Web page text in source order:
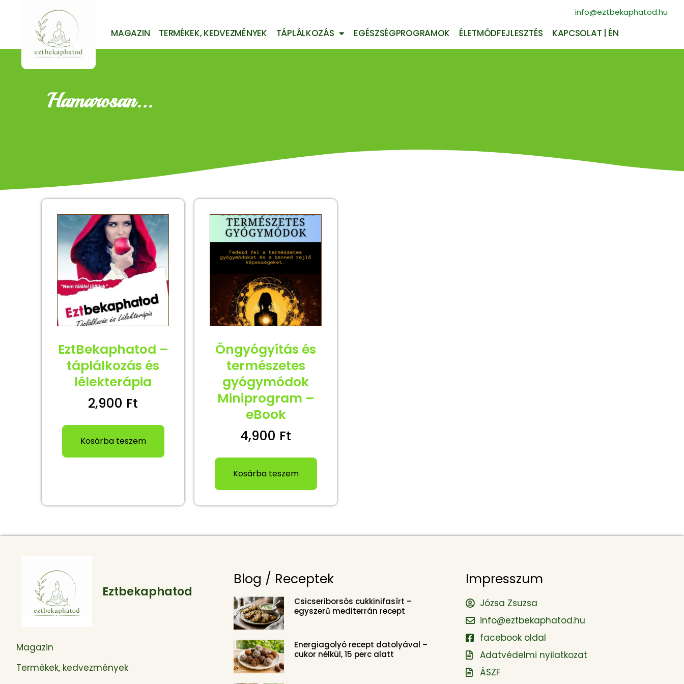
info@eztbekaphatod.hu
MAGAZIN TERMÉKEK, KEDVEZMÉNYEK TÁPLÁLKOZÁS EGÉSZSÉGPROGRAMOK ÉLETMÓDFEJLESZTÉS KAPCSOLAT | ÉN
Hamarosan...
EztBekaphatod –
táplálkozás és
lélekterápia
2,900 Ft
Kosárba teszem
Öngyógyítás és
természetes
gyógymódok
Miniprogram –
eBook
4,900 Ft
Kosárba teszem
Eztbekaphatod
Magazin
Termékek, kedvezmények
Blog / Receptek
Csicseriborsós cukkinifasírt –
egyszerű mediterrán recept
Energiagolyó recept datolyával –
cukor nélkül, 15 perc alatt
Impresszum
Józsa Zsuzsa
info@eztbekaphatod.hu
facebook oldal
Adatvédelmi nyilatkozat
ÁSZF